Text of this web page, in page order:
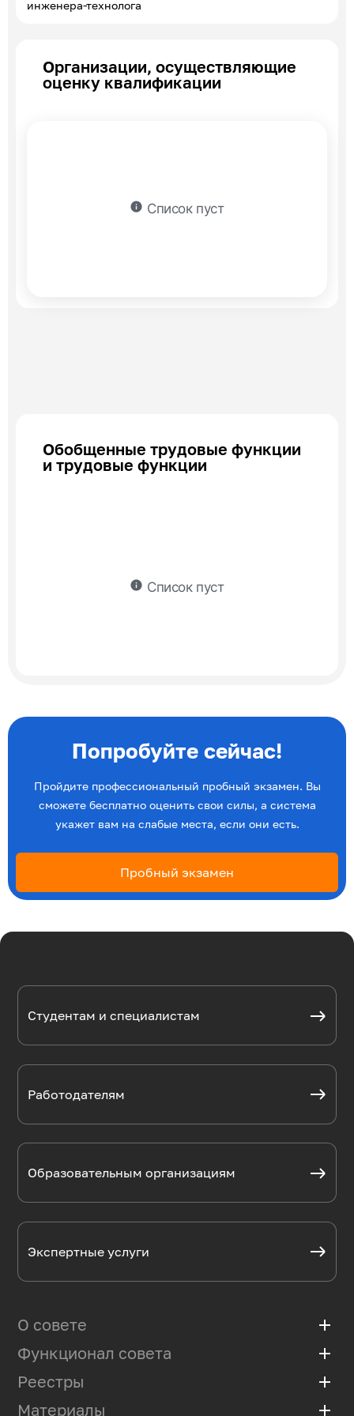
инженера-технолога
Организации, осуществляющие
оценку квалификации
info Список пуст
Обобщенные трудовые функции
и трудовые функции
info Список пуст
Попробуйте сейчас!
Пройдите профессиональный пробный экзамен. Вы
сможете бесплатно оценить свои силы, а система
укажет вам на слабые места, если они есть.
Пробный экзамен
Студентам и специалистам
Работодателям
Образовательным организациям
Экспертные услуги
О совете add
Базовая организация
Положение
Состав
Функционал совета add
Мониторинг рынка труда
Разработка профстандартов
Реестры add
Аккредитованные программы
Материалы add